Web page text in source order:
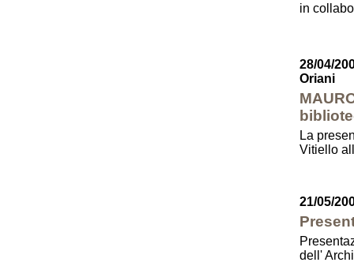
in
28/04/
Oriani
La
Vitiello
21/05/
dell'